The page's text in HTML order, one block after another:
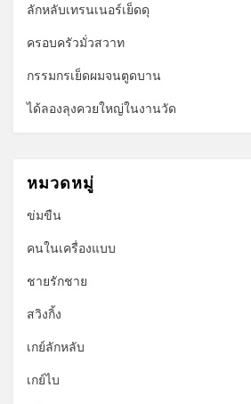
ลักหลับเทรนเนอร์เย็ดดุ
ครอบครัวมั่วสวาท
กรรมกรเย็ดผมจนตูดบาน
ได้ลองลุงควยใหญ่ในงานวัด
หมวดหมู่
ข่มขืน
คนในเครื่องแบบ
ชายรักชาย
สวิงกิ้ง
เกย์ลักหลับ
เกย์ไบ